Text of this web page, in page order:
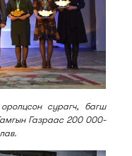
сурагч, багш
Газраас 200 000-